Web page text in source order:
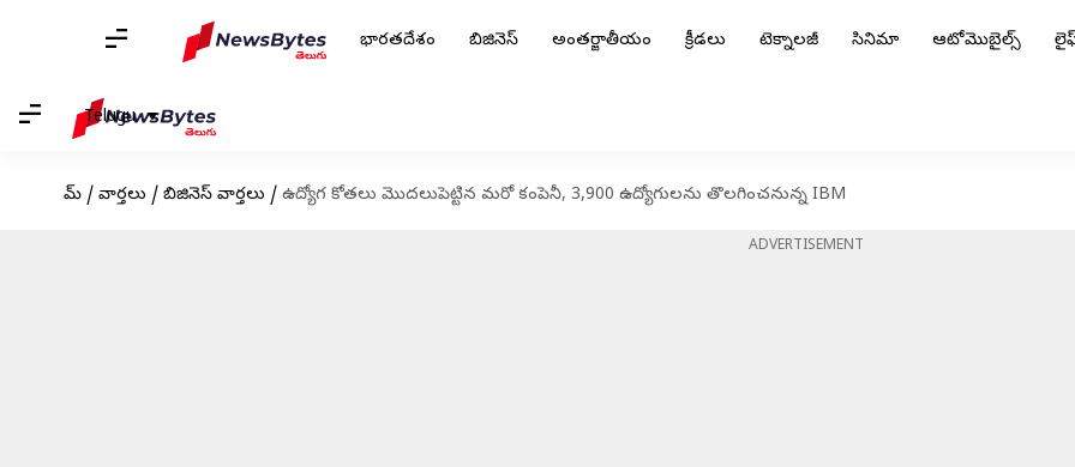
భారతదేశం బిజినెస్ అంతర్జాతీయం క్రీడలు టెక్నాలజీ సినిమా ఆటోమొబైల్స్
Telugu
హోమ్ / వార్తలు / బిజినెస్ వార్తలు / ఉద్యోగ కోతలు మొదలుపెట్టిన మరో కంపెనీ, 3,900 ఉద్యోగులను తొలగించనున్న IBM
ADVERTISEMENT